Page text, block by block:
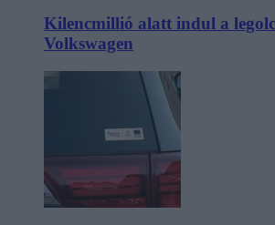
Kilencmillió alatt indul a
Volkswagen